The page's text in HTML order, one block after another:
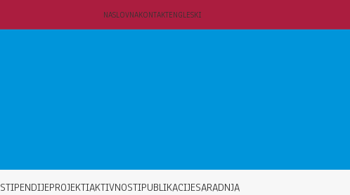
NASLOVNAKONTAKTENGLESKI
STIPENDIJEPROJEKTIAKTIVNOSTIPUBLIKACIJESARADNJA